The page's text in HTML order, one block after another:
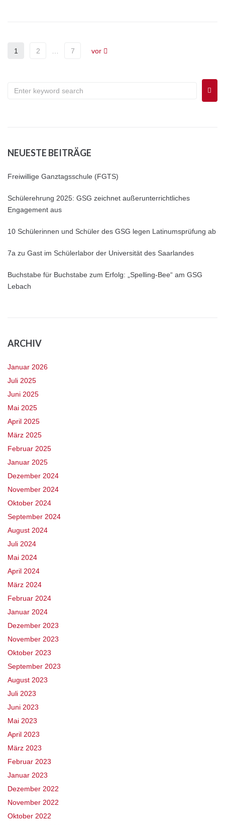
1 2 … 7 vor
NEUESTE BEITRÄGE
Freiwillige Ganztagsschule (FGTS)
Schülerehrung 2025: GSG zeichnet außerunterrichtliches
Engagement aus
10 Schülerinnen und Schüler des GSG legen Latinumsprüfung ab
7a zu Gast im Schülerlabor der Universität des Saarlandes
Buchstabe für Buchstabe zum Erfolg: „Spelling-Bee“ am GSG
Lebach
ARCHIV
Januar 2026
Juli 2025
Juni 2025
Mai 2025
April 2025
März 2025
Februar 2025
Januar 2025
Dezember 2024
November 2024
Oktober 2024
September 2024
August 2024
Juli 2024
Mai 2024
April 2024
März 2024
Februar 2024
Januar 2024
Dezember 2023
November 2023
Oktober 2023
September 2023
August 2023
Juli 2023
Juni 2023
Mai 2023
April 2023
März 2023
Februar 2023
Januar 2023
Dezember 2022
November 2022
Oktober 2022